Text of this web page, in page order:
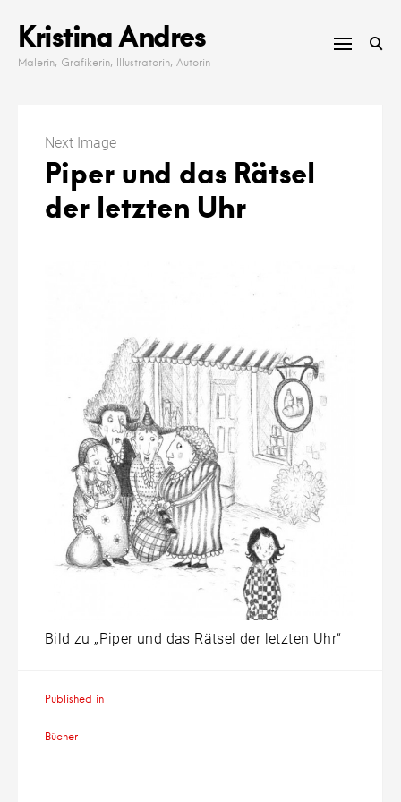
content
Kristina Andres
Malerin, Grafikerin, Illustratorin, Autorin
Next Image
Piper und das Rätsel
der letzten Uhr
Bild zu „Piper und das Rätsel der letzten Uhr“
Published in
Bücher